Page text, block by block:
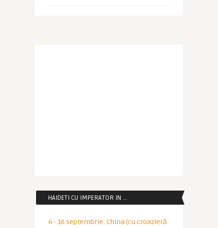
HAIDETI CU IMPERATOR IN …
4 - 16 septembrie: China (cu croazieră